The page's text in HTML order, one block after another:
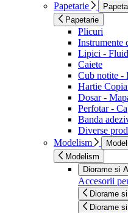
Papetarie
Papetarie
Plicuri
Instrumente
Lipici -
Caiete
Cub notite -
Hartie
Dosar -
Perfotar -
Banda
Diverse
Modelism
Modelism
Diorame si
Accesorii
Diorame
Diorame